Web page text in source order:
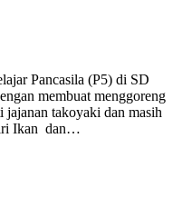
Pancasila (P5) di SD
membuat menggoreng
jajanan takoyaki dan masih
Ikan dan…